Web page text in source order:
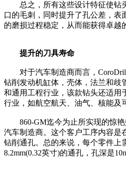
总之，所有这些设计特征使钻
口的毛刺，同时提升了孔公差，表
的磨损过程稳定，从而能获得卓越
提升的刀具寿命
对于汽车制造商而言，CoroDrill
钻削发动机缸体，壳体，法兰和歧
和通用工程行业，该款钻头还适用
行业，如航空航天、油气、核能及
860-GM迄今为止所实现的惊艳
汽车制造商。这个客户工序内容是
钻削通孔。总的来说，每个零件上
8.2mm(0.32英寸)的通孔，孔深是